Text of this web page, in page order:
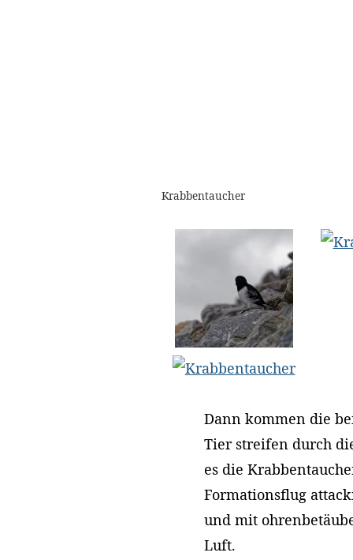
Krabbentaucher
Dann kommen die
Tier streifen durch
es die
Formationsflug
und mit
Luft.